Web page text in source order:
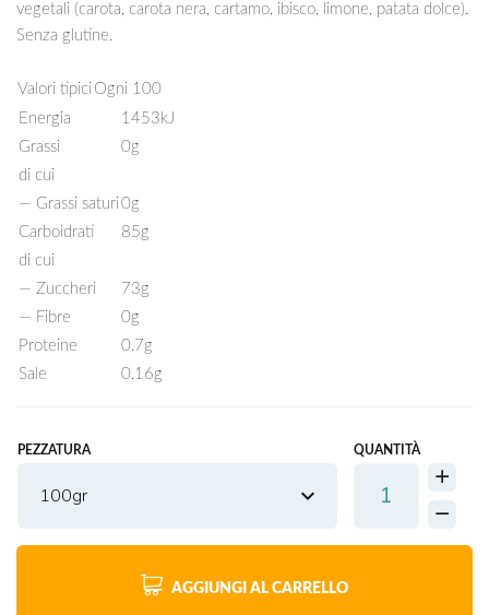
vegetali (carota, carota nera, cartamo, ibisco, limone, patata dolce).
Senza glutine.
Valori tipici Ogni 100
Energia
1453kJ
Grassi
0g
di cui
— Grassi saturi 0g
Carboidrati
85g
di cui
— Zuccheri
73g
— Fibre
0g
Proteine
0.7g
Sale
0.16g
PEZZATURA
100gr
QUANTITÀ
AGGIUNGI AL CARRELLO